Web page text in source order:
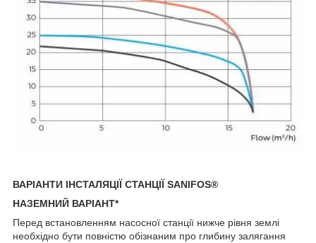
ВАРІАНТИ ІНСТАЛЯЦІЇ СТАНЦІЇ SANIFOS®
НАЗЕМНИЙ ВАРІАНТ*
Перед встановленням насосної станції нижче рівня землі
необхідно бути повністю обізнаним про глибину залягання